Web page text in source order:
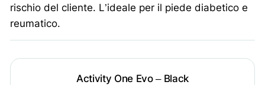
rischio del cliente. L’ideale per il piede diabetico e
reumatico.
Activity One Evo – Black